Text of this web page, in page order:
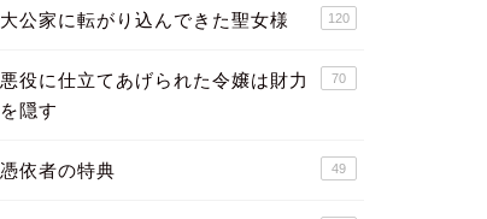
大公家に転がり込んできた聖女様 120
悪役に仕立てあげられた令嬢は財力
を隠す
70
憑依者の特典 49